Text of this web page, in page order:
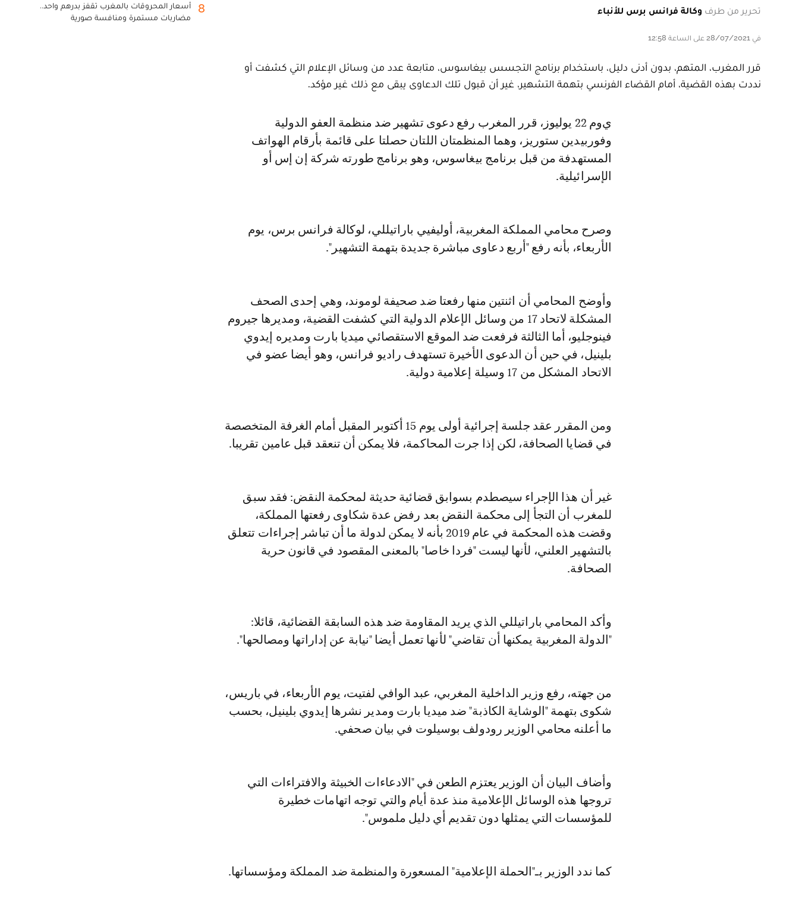
تحرير من طرف وكالة فرانس برس للأنباء
في 28/07/2021 على الساعة 12:58
قرر المغرب، المتهم، بدون أدنى دليل، باستخدام برنامج التجسس بيغاسوس، متابعة عدد من وسائل الإعلام التي كشفت أو
نددت بهذه القضية، أمام القضاء الفرنسي بتهمة التشهير، غير أن قبول تلك الدعاوى يبقى مع ذلك غير مؤكد.
يوم 22 يوليوز، قرر المغرب رفع دعوى تشهير ضد منظمة العفو الدولية
وفوربيدين ستوريز، وهما المنظمتان اللتان حصلتا على قائمة بأرقام الهواتف
المستهدفة من قبل برنامج بيغاسوس، وهو برنامج طورته شركة إن إس أو
الإسرائيلية.
وصرح محامي المملكة المغربية، أوليفيي باراتيللي، لوكالة فرانس برس، يوم
الأربعاء، بأنه رفع "أربع دعاوى مباشرة جديدة بتهمة التشهير".
وأوضح المحامي أن اثنتين منها رفعتا ضد صحيفة لوموند، وهي إحدى الصحف
المشكلة لاتحاد 17 من وسائل الإعلام الدولية التي كشفت القضية، ومديرها جيروم
فينوجليو، أما الثالثة فرفعت ضد الموقع الاستقصائي ميديا بارت ومديره إيدوي
بلينيل، في حين أن الدعوى الأخيرة تستهدف راديو فرانس، وهو أيضا عضو في
الاتحاد المشكل من 17 وسيلة إعلامية دولية.
ومن المقرر عقد جلسة إجرائية أولى يوم 15 أكتوبر المقبل أمام الغرفة المتخصصة
في قضايا الصحافة، لكن إذا جرت المحاكمة، فلا يمكن أن تنعقد قبل عامين تقريبا.
غير أن هذا الإجراء سيصطدم بسوابق قضائية حديثة لمحكمة النقض: فقد سبق
للمغرب أن التجأ إلى محكمة النقض بعد رفض عدة شكاوى رفعتها المملكة،
وقضت هذه المحكمة في عام 2019 بأنه لا يمكن لدولة ما أن تباشر إجراءات تتعلق
بالتشهير العلني، لأنها ليست "فردا خاصا" بالمعنى المقصود في قانون حرية
الصحافة.
وأكد المحامي باراتيللي الذي يريد المقاومة ضد هذه السابقة القضائية، قائلا:
"الدولة المغربية يمكنها أن تقاضي" لأنها تعمل أيضا "نيابة عن إداراتها ومصالحها".
من جهته، رفع وزير الداخلية المغربي، عبد الوافي لفتيت، يوم الأربعاء، في باريس،
شكوى بتهمة "الوشاية الكاذبة" ضد ميديا بارت ومدير نشرها إيدوي بلينيل، بحسب
ما أعلنه محامي الوزير رودولف بوسيلوت في بيان صحفي.
وأضاف البيان أن الوزير يعتزم الطعن في "الادعاءات الخبيثة والافتراءات التي
تروجها هذه الوسائل الإعلامية منذ عدة أيام والتي توجه اتهامات خطيرة
للمؤسسات التي يمثلها دون تقديم أي دليل ملموس".
كما ندد الوزير بـ"الحملة الإعلامية" المسعورة والمنظمة ضد المملكة ومؤسساتها.
8
أسعار المحروقات بالمغرب تقفز بدرهم واحد..
مضاربات مستمرة ومنافسة صورية